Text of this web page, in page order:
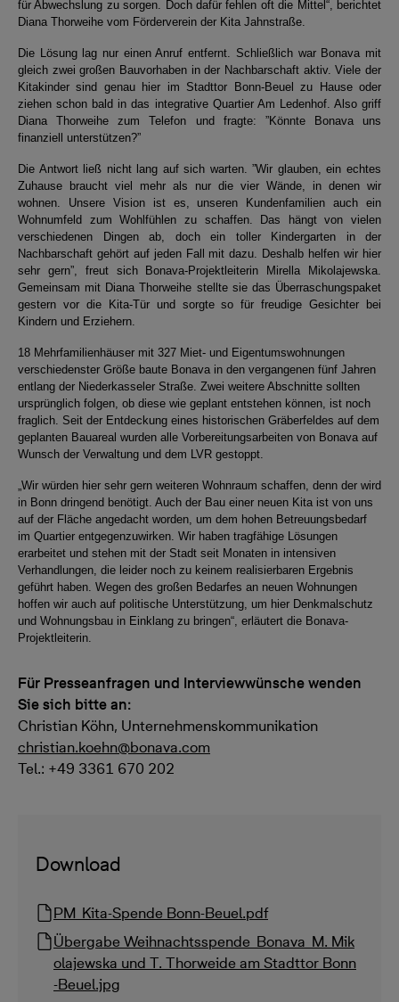
für Abwechslung zu sorgen. Doch dafür fehlen oft die Mittel“, berichtet
Diana Thorweihe vom Förderverein der Kita Jahnstraße.
Die Lösung lag nur einen Anruf entfernt. Schließlich war Bonava mit
gleich zwei großen Bauvorhaben in der Nachbarschaft aktiv. Viele der
Kitakinder sind genau hier im Stadttor Bonn-Beuel zu Hause oder
ziehen schon bald in das integrative Quartier Am Ledenhof. Also griff
Diana Thorweihe zum Telefon und fragte: ”Könnte Bonava uns
finanziell unterstützen?”
Die Antwort ließ nicht lang auf sich warten. ”Wir glauben, ein echtes
Zuhause braucht viel mehr als nur die vier Wände, in denen wir
wohnen. Unsere Vision ist es, unseren Kundenfamilien auch ein
Wohnumfeld zum Wohlfühlen zu schaffen. Das hängt von vielen
verschiedenen Dingen ab, doch ein toller Kindergarten in der
Nachbarschaft gehört auf jeden Fall mit dazu. Deshalb helfen wir hier
sehr gern”, freut sich Bonava-Projektleiterin Mirella Mikolajewska.
Gemeinsam mit Diana Thorweihe stellte sie das Überraschungspaket
gestern vor die Kita-Tür und sorgte so für freudige Gesichter bei
Kindern und Erziehern.
18 Mehrfamilienhäuser mit 327 Miet- und Eigentumswohnungen
verschiedenster Größe baute Bonava in den vergangenen fünf Jahren
entlang der Niederkasseler Straße. Zwei weitere Abschnitte sollten
ursprünglich folgen, ob diese wie geplant entstehen können, ist noch
fraglich. Seit der Entdeckung eines historischen Gräberfeldes auf dem
geplanten Bauareal wurden alle Vorbereitungsarbeiten von Bonava auf
Wunsch der Verwaltung und dem LVR gestoppt.
„Wir würden hier sehr gern weiteren Wohnraum schaffen, denn der wird
in Bonn dringend benötigt. Auch der Bau einer neuen Kita ist von uns
auf der Fläche angedacht worden, um dem hohen Betreuungsbedarf
im Quartier entgegenzuwirken. Wir haben tragfähige Lösungen
erarbeitet und stehen mit der Stadt seit Monaten in intensiven
Verhandlungen, die leider noch zu keinem realisierbaren Ergebnis
geführt haben. Wegen des großen Bedarfes an neuen Wohnungen
hoffen wir auch auf politische Unterstützung, um hier Denkmalschutz
und Wohnungsbau in Einklang zu bringen“, erläutert die Bonava-
Projektleiterin.
Für Presseanfragen und Interviewwünsche wenden
Sie sich bitte an:
Christian Köhn, Unternehmenskommunikation
christian.koehn@bonava.com
Tel.: +49 3361 670 202
Download
PM_Kita-Spende Bonn-Beuel.pdf
Übergabe Weihnachtsspende_Bonava_M. Mik
olajewska und T. Thorweide am Stadttor Bonn
-Beuel.jpg